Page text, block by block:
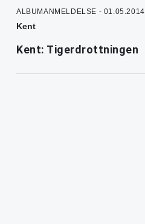
ALBUMANMELDELSE - 01.05.2014
Kent
Kent: Tigerdrottningen